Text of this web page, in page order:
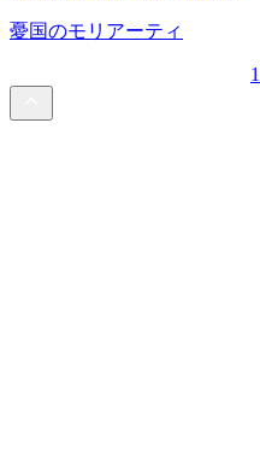
憂国のモリアーティ
1